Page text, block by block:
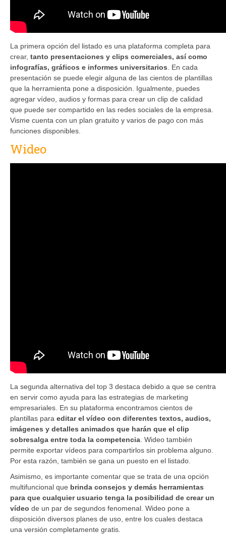
La primera opción del listado es una plataforma completa para
crear, tanto presentaciones y clips comerciales, así como
infografías, gráficos e informes universitarios . En cada
presentación se puede elegir alguna de las cientos de plantillas
que la herramienta pone a disposición. Igualmente, puedes
agregar vídeo, audios y formas para crear un clip de calidad
que puede ser compartido en las redes sociales de la empresa.
Visme cuenta con un plan gratuito y varios de pago con más
funciones disponibles.
Wideo
La segunda alternativa del top 3 destaca debido a que se centra
en servir como ayuda para las estrategias de marketing
empresariales. En su plataforma encontramos cientos de
plantillas para editar el vídeo con diferentes textos, audios,
imágenes y detalles animados que harán que el clip
sobresalga entre toda la competencia . Wideo también
permite exportar vídeos para compartirlos sin problema alguno.
Por esta razón, también se gana un puesto en el listado.
Asimismo, es importante comentar que se trata de una opción
multifuncional que brinda consejos y demás herramientas
para que cualquier usuario tenga la posibilidad de crear un
vídeo de un par de segundos fenomenal. Wideo pone a
disposición diversos planes de uso, entre los cuales destaca
una versión completamente gratis.